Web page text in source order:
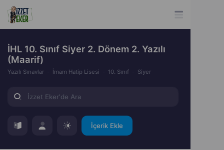
İHL 10. Sınıf Siyer 2. Dönem 2. Yazılı
(Maarif)
Yazılı Sınavlar İmam Hatip Lisesi 10. Sınıf Siyer
İçerik Ekle